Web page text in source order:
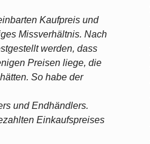
Kaufpreis und
Missverhältnis. Nach
werden, dass
Preisen liege, die
So habe der
und Endhändlers.
Einkaufspreises